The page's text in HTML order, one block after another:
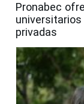
Pronabec
privadas